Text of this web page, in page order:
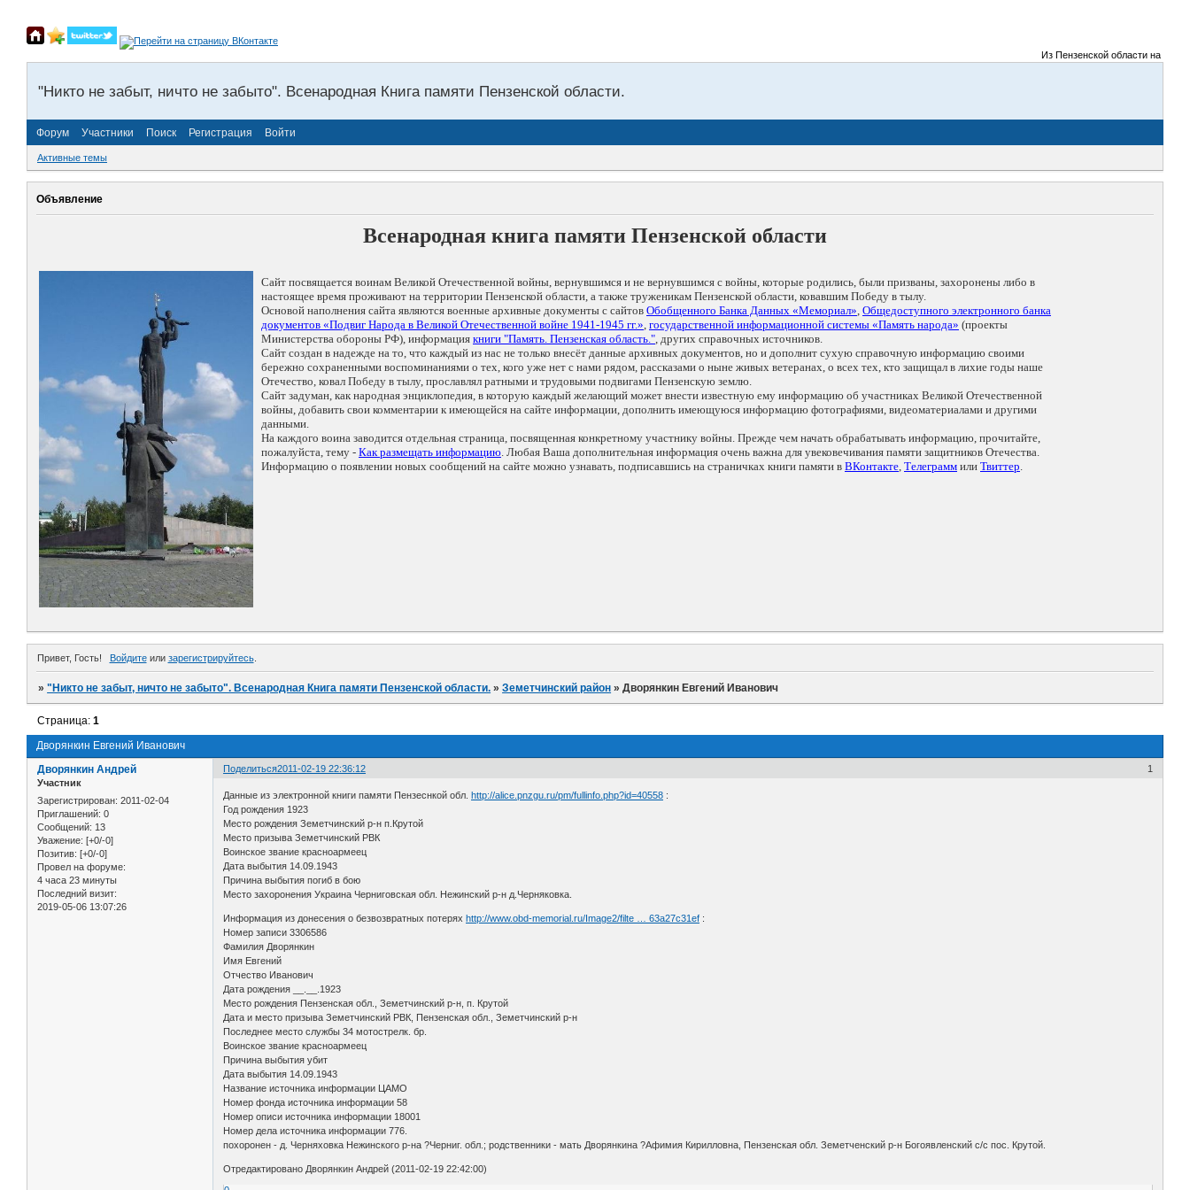
Из Пензенской области на
"Никто не забыт, ничто не забыто". Всенародная Книга памяти Пензенской области.
Форум Участники Поиск Регистрация Войти
Активные темы
Объявление
Всенародная книга памяти Пензенской области
Сайт посвящается воинам Великой Отечественной войны, вернувшимся и не вернувшимся с войны, которые родились, были призваны, захоронены либо в
настоящее время проживают на территории Пензенской области, а также труженикам Пензенской области, ковавшим Победу в тылу.
Основой наполнения сайта являются военные архивные документы с сайтов Обобщенного Банка Данных «Мемориал», Общедоступного электронного банка
документов «Подвиг Народа в Великой Отечественной войне 1941-1945 гг.», государственной информационной системы «Память народа» (проекты
Министерства обороны РФ), информация книги "Память. Пензенская область.", других справочных источников.
Сайт создан в надежде на то, что каждый из нас не только внесёт данные архивных документов, но и дополнит сухую справочную информацию своими
бережно сохраненными воспоминаниями о тех, кого уже нет с нами рядом, рассказами о ныне живых ветеранах, о всех тех, кто защищал в лихие годы наше
Отечество, ковал Победу в тылу, прославлял ратными и трудовыми подвигами Пензенскую землю.
Сайт задуман, как народная энциклопедия, в которую каждый желающий может внести известную ему информацию об участниках Великой Отечественной
войны, добавить свои комментарии к имеющейся на сайте информации, дополнить имеющуюся информацию фотографиями, видеоматериалами и другими
данными.
На каждого воина заводится отдельная страница, посвященная конкретному участнику войны. Прежде чем начать обрабатывать информацию, прочитайте,
пожалуйста, тему - Как размещать информацию. Любая Ваша дополнительная информация очень важна для увековечивания памяти защитников Отечества.
Информацию о появлении новых сообщений на сайте можно узнавать, подписавшись на страничках книги памяти в ВКонтакте, Телеграмм или Твиттер.
Привет, Гость! Войдитеили зарегистрируйтесь.
»"Никто не забыт, ничто не забыто". Всенародная Книга памяти Пензенской области. »Земетчинский район »Дворянкин Евгений Иванович
Дворянкин Евгений Иванович
Страница:1
Поделиться 1
2011-02-19 22:36:12
Дворянкин Андрей
Участник
Зарегистрирован: 2011-02-04
Приглашений: 0
Сообщений: 13
Уважение: [+0/-0]
Позитив: [+0/-0]
Провел на форуме:
4 часа 23 минуты
Последний визит:
2019-05-06 13:07:26
Данные из электронной книги памяти Пензеснкой обл.http://alice.pnzgu.ru/pm/fullinfo.php?id=40558 :
Год рождения 1923
Место рождения Земетчинский р-н п.Крутой
Место призыва Земетчинский РВК
Воинское звание красноармеец
Дата выбытия 14.09.1943
Причина выбытия погиб в бою
Место захоронения Украина Черниговская обл. Нежинский р-н д.Черняковка.
Информация из донесения о безвозвратных потеряхhttp://www.obd-memorial.ru/Image2/filte … 63a27c31ef :
Номер записи 3306586
Фамилия Дворянкин
Имя Евгений
Отчество Иванович
Дата рождения __.__.1923
Место рождения Пензенская обл., Земетчинский р-н, п. Крутой
Дата и место призыва Земетчинский РВК, Пензенская обл., Земетчинский р-н
Последнее место службы 34 мотострелк. бр.
Воинское звание красноармеец
Причина выбытия убит
Дата выбытия 14.09.1943
Название источника информации ЦАМО
Номер фонда источника информации 58
Номер описи источника информации 18001
Номер дела источника информации 776.
похоронен - д. Черняховка Нежинского р-на ?Черниг. обл.; родственники - мать Дворянкина ?Афимия Кирилловна, Пензенская обл. Земетченский р-н Богоявленский с/с пос. Крутой.
Отредактировано Дворянкин Андрей (2011-02-19 22:42:00)